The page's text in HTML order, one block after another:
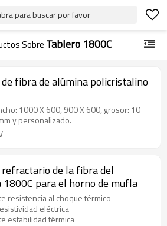
para buscar por favor
Sobre Tablero 1800C
fibra de alúmina policristalino
1000 X 600, 900 X 600, grosor: 10
y personalizado.
de la fibra del
para el horno de mufla
resistencia al choque térmico
eléctrica
estabilidad térmica